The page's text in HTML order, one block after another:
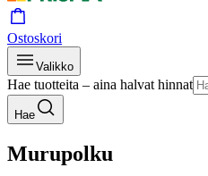
Ostoskori
Valikko
Hae tuotteita – aina halvat hinnat
Hae
Murupolku